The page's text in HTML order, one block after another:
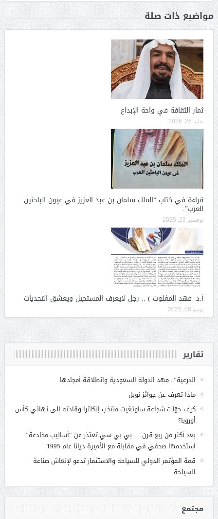
مواضيع ذات صلة
ثمار الثقافة في واحة الإبداع
يناير 25, 2026
قراءة في كتاب “الملك سلمان بن عبد العزيز في عيون الباحثين
العرب”.
نوفمبر 23, 2025
أ.د. فهد المغلوث ) .. رجل لايعرف المستحيل ويعشق التحديات
يونيو 08, 2025
تقارير
الدرعية”.. مهد الدولة السعودية وانطلاقة أمجادها
ماذا تعرف عن جوائز نوبل
كيف حوّلت شجاعة ساوثغيت منتخب إنكلترا وقادته إلى نهائي كأس
أوروبا؟
بعد أكثر من ربع قرن … بي بي سي تعتذر عن “أساليب مخادعة”
استخدمها صحفي في مقابلة مع الأميرة ديانا عام 1995
قمة المؤتمر الدولي للسياحة والاستثمار تدعو لإنعاش صناعة
السياحة
مجتمع